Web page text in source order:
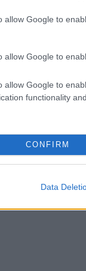
allow Google to
allow Google to
allow Google to
functionality
CONFIRM
Data